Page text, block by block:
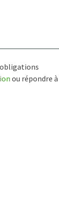
obligations
ou répondre à